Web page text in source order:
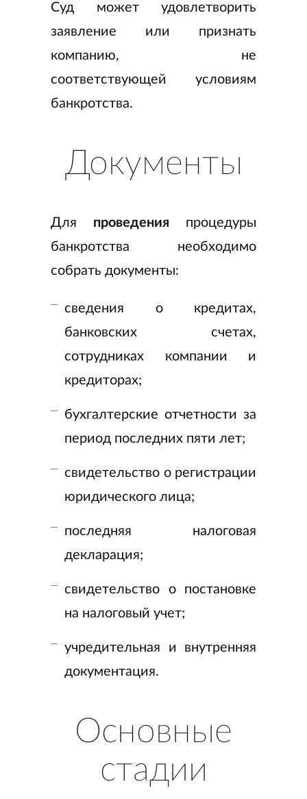
Суд может удовлетворить
заявление или признать
компанию, не
соответствующей условиям
банкротства.
Документы
Для проведения процедуры
банкротства необходимо
собрать документы:
сведения о кредитах,
банковских счетах,
сотрудниках компании и
кредиторах;
бухгалтерские отчетности за
период последних пяти лет;
свидетельство о регистрации
юридического лица;
последняя налоговая
декларация;
свидетельство о постановке
на налоговый учет;
учредительная и внутренняя
документация.
Основные
стадии